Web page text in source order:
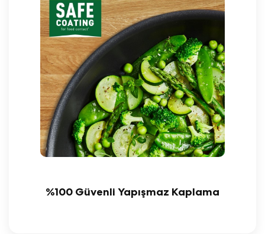
%100 Güvenli Yapışmaz Kaplama